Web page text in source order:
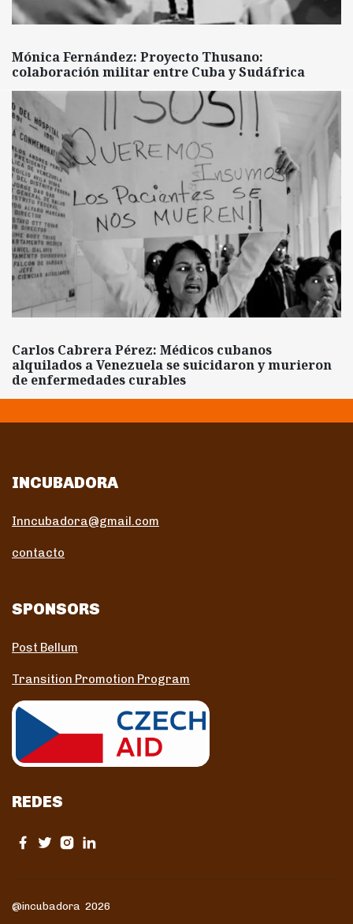
Mónica Fernández: Proyecto Thusano:
colaboración militar entre Cuba y Sudáfrica
Carlos Cabrera Pérez: Médicos cubanos
alquilados a Venezuela se suicidaron y murieron
de enfermedades curables
INCUBADORA
Inncubadora@gmail.com
contacto
SPONSORS
Post Bellum
Transition Promotion Program
REDES
@incubadora 2026